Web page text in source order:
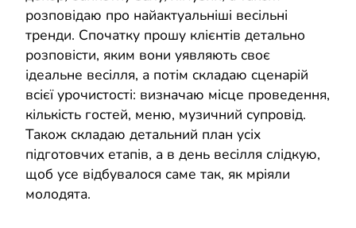
розповідаю про найактуальніші весільні
тренди. Спочатку прошу клієнтів детально
розповісти, яким вони уявляють своє
ідеальне весілля, а потім складаю сценарій
всієї урочистості: визначаю місце проведення,
кількість гостей, меню, музичний супровід.
Також складаю детальний план усіх
підготовчих етапів, а в день весілля слідкую,
щоб усе відбувалося саме так, як мріяли
молодята.